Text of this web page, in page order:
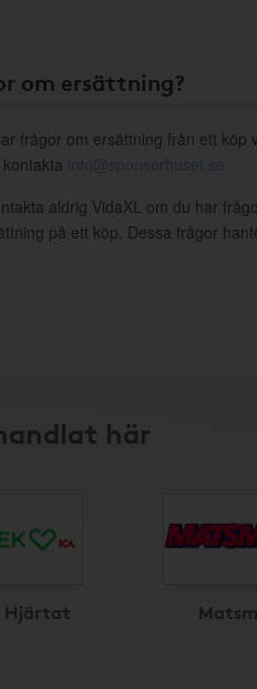
om ersättning?
frågor om ersättning från ett köp
info@sponsorhuset.se
aldrig VidaXL om du har
på ett köp. Dessa frågor
här
Hjärtat